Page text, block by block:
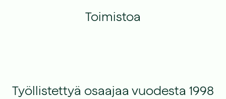
Toimistoa
Työllistettyä osaajaa vuodesta 1998